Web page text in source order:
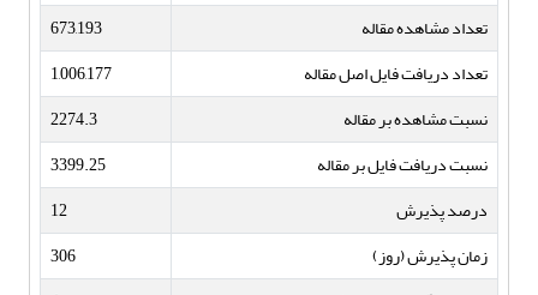
تعداد مشاهده مقاله
673,193
تعداد دریافت فایل اصل مقاله
1,006,177
نسبت مشاهده بر مقاله
2274.3
نسبت دریافت فایل بر مقاله
3399.25
درصد پذیرش
12
زمان پذیرش (روز)
306